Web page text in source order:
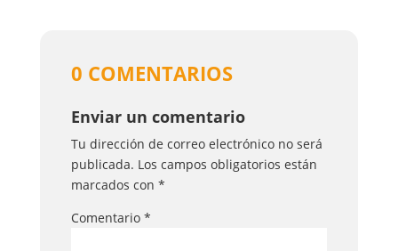
0 COMENTARIOS
Enviar un comentario
Tu dirección de correo electrónico no será
publicada. Los campos obligatorios están
marcados con *
Comentario *